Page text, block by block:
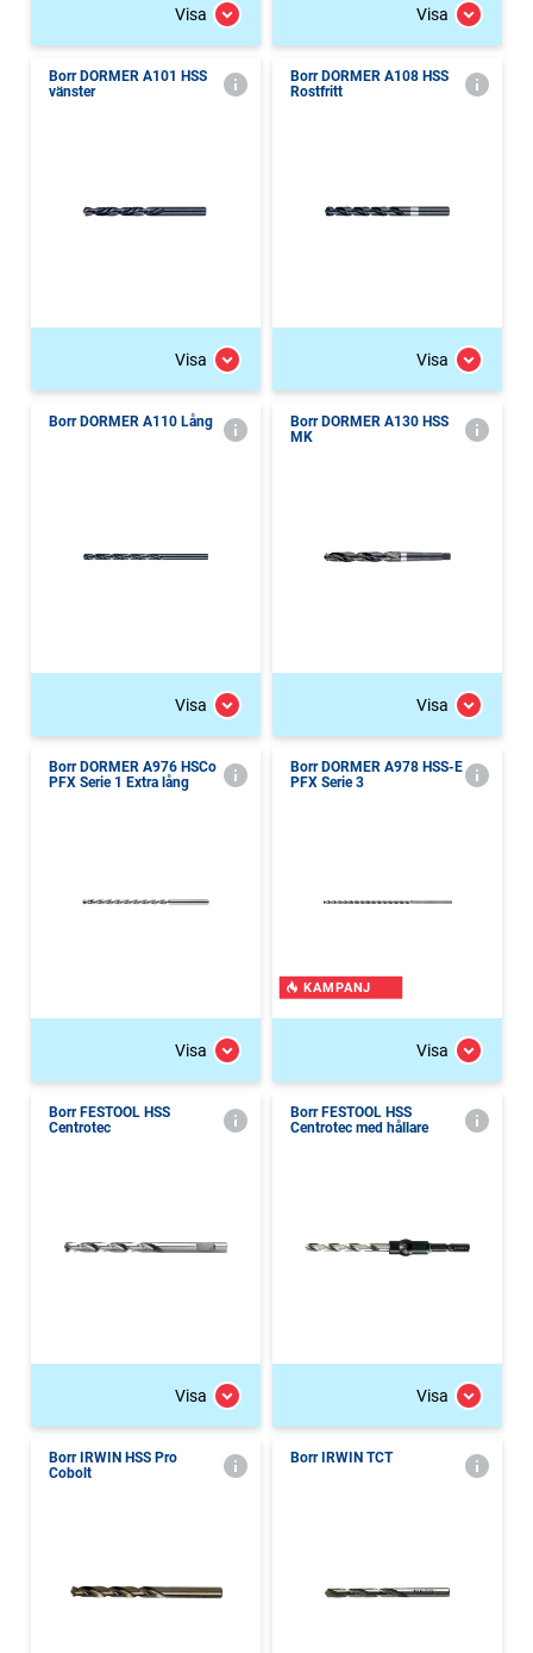
Visa Visa
Borr DORMER A101 HSS
vänster
Visa
Borr DORMER A108 HSS
Rostfritt
Visa
Borr DORMER A110 Lång
Visa
Borr DORMER A130 HSS
MK
Visa
Borr DORMER A976 HSCo
PFX Serie 1 Extra lång
Visa
Borr DORMER A978 HSS-E
PFX Serie 3
KAMPANJ
Visa
Borr FESTOOL HSS
Centrotec
Visa
Borr FESTOOL HSS
Centrotec med hållare
Visa
Borr IRWIN HSS Pro
Cobolt
Borr IRWIN TCT